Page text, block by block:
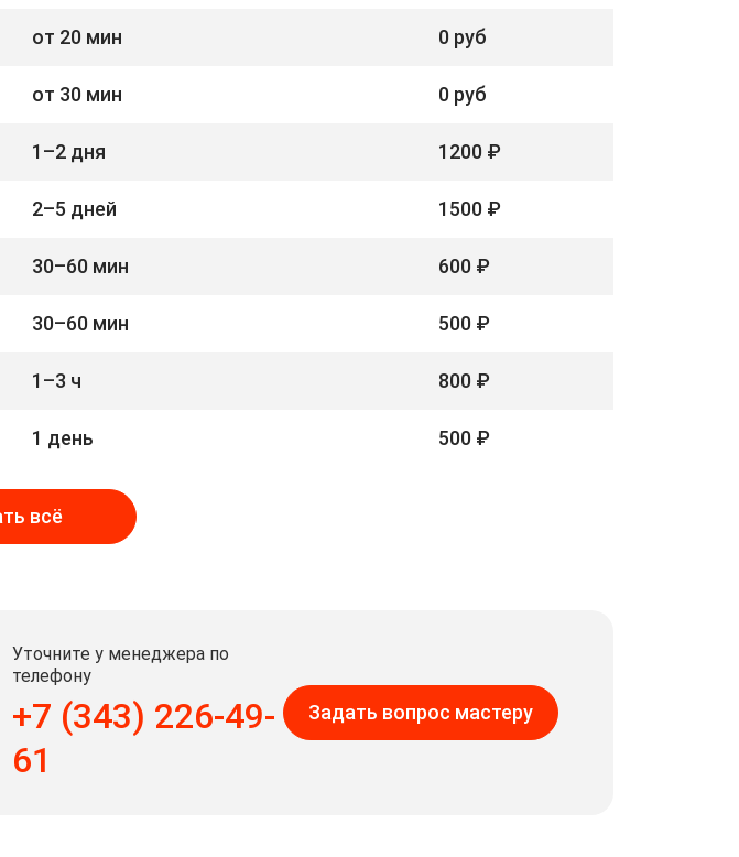
от 20 мин 0 руб
от 30 мин 0 руб
1–2 дня 1200 ₽
2–5 дней 1500 ₽
30–60 мин 600 ₽
30–60 мин 500 ₽
1–3 ч 800 ₽
1 день 500 ₽
всё
Уточните у менеджера по
телефону
+7 (343) 226-49-
61
Задать вопрос мастеру